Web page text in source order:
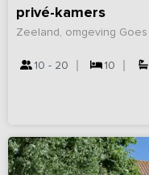
privé-kamers
Zeeland, omgeving Goes
10 - 20 10